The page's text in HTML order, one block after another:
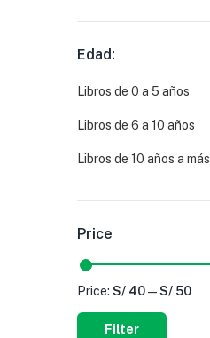
Edad:
Libros de 0 a 5 años
Libros de 6 a 10 años
Libros de 10 años a más
Price
Filter
Price: S/ 40—S/ 50